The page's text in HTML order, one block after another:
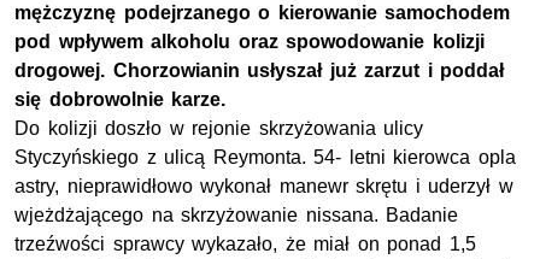
mężczyznę podejrzanego o kierowanie samochodem
pod wpływem alkoholu oraz spowodowanie kolizji
drogowej. Chorzowianin usłyszał już zarzut i poddał
się dobrowolnie karze.
Do kolizji doszło w rejonie skrzyżowania ulicy
Styczyńskiego z ulicą Reymonta. 54- letni kierowca opla
astry, nieprawidłowo wykonał manewr skrętu i uderzył w
wjeżdżającego na skrzyżowanie nissana. Badanie
trzeźwości sprawcy wykazało, że miał on ponad 1,5